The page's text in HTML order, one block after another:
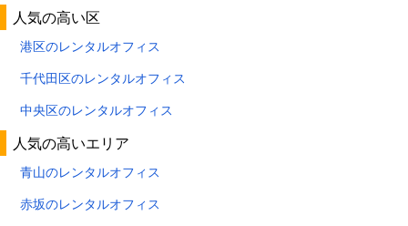
人気の高い区
港区のレンタルオフィス
千代田区のレンタルオフィス
中央区のレンタルオフィス
人気の高いエリア
青山のレンタルオフィス
赤坂のレンタルオフィス